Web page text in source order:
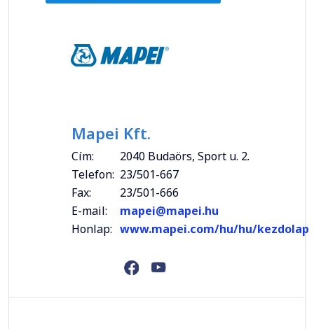
Mapei Kft.
Cím:
2040 Budaörs, Sport u. 2.
Telefon: 23/501-667
Fax:
23/501-666
E-mail:
mapei@mapei.hu
Honlap: www.mapei.com/hu/hu/kezdolap